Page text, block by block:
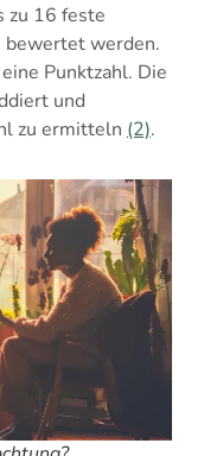
zu 16 feste
bewertet werden.
Punktzahl. Die
und
zu ermitteln (2).